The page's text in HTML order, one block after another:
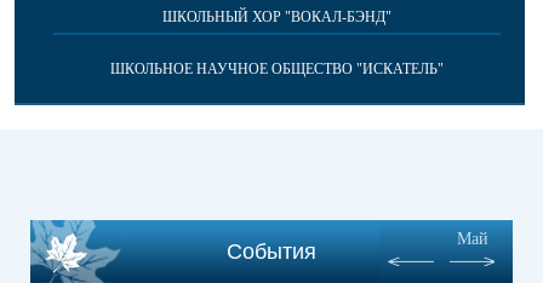
ШКОЛЬНЫЙ ХОР "ВОКАЛ-БЭНД"
ШКОЛЬНОЕ НАУЧНОЕ ОБЩЕСТВО "ИСКАТЕЛЬ"
События
Май